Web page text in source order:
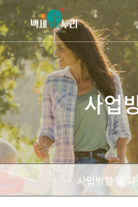
주메뉴 바로가기
컨텐츠 바로가기
사업
사업방향 및